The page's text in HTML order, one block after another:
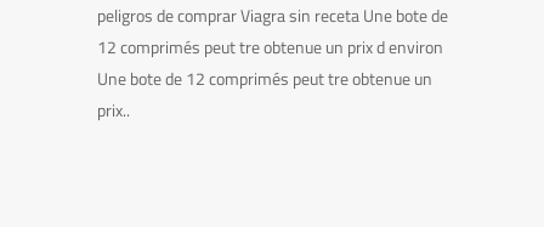
peligros de comprar Viagra sin receta Une bote de
12 comprimés peut tre obtenue un prix d environ
Une bote de 12 comprimés peut tre obtenue un
prix..